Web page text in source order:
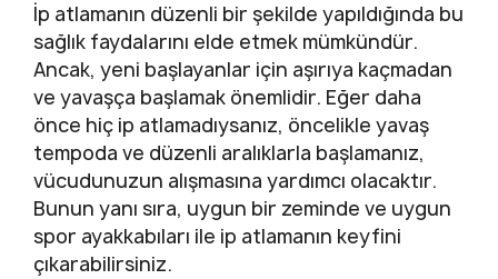
İp atlamanın düzenli bir şekilde yapıldığında bu
sağlık faydalarını elde etmek mümkündür.
Ancak, yeni başlayanlar için aşırıya kaçmadan
ve yavaşça başlamak önemlidir. Eğer daha
önce hiç ip atlamadıysanız, öncelikle yavaş
tempoda ve düzenli aralıklarla başlamanız,
vücudunuzun alışmasına yardımcı olacaktır.
Bunun yanı sıra, uygun bir zeminde ve uygun
spor ayakkabıları ile ip atlamanın keyfini
çıkarabilirsiniz.